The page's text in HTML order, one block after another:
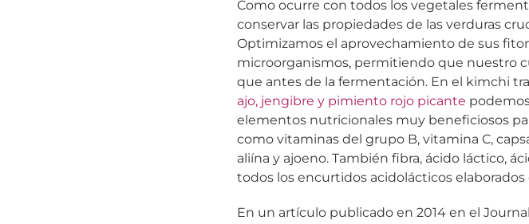
Como ocurre con todos los vegetales
conservar las propiedades de las verduras
Optimizamos el aprovechamiento de sus
microorganismos, permitiendo que nuestro
que antes de la fermentación. En el kimchi
ajo, jengibre y pimiento rojo picante
elementos nutricionales muy beneficiosos
como vitaminas del grupo B, vitamina C,
aliína y ajoeno. También fibra, ácido láctico,
todos los encurtidos acidolácticos elaborados
En un artículo publicado en 2014 en el